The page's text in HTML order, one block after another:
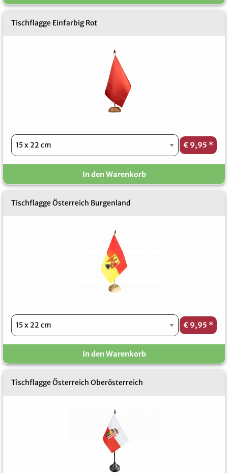
Tischflagge Einfarbig Rot
€ 9,95 *
In den Warenkorb
Tischflagge Österreich Burgenland
€ 9,95 *
In den Warenkorb
Tischflagge Österreich Oberösterreich